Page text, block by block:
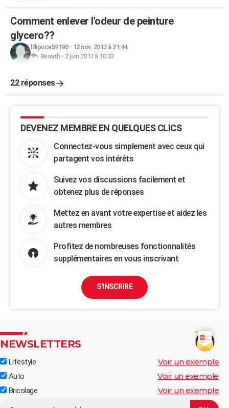
Comment enlever l'odeur de peinture
glycero??
lillipuce59190- 12 nov. 2013 à 21:44
Besath- 2 juin 2017 à 10:33
22 réponses
DEVENEZ MEMBRE EN QUELQUES CLICS
Connectez-vous simplement avec ceux qui
partagent vos intérêts
Suivez vos discussions facilement et
obtenez plus de réponses
Mettez en avant votre expertise et aidez les
autres membres
Profitez de nombreuses fonctionnalités
supplémentaires en vous inscrivant
S'INSCRIRE
NEWSLETTERS
Lifestyle Voir un exemple
Auto Voir un exemple
Bricolage Voir un exemple